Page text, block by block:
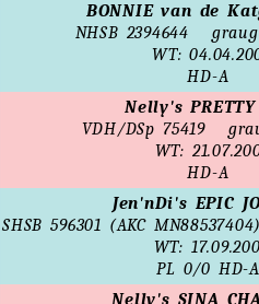
BONNIE van de
NHSB 2394644
WT:
HD-A
Nelly's PRETTY
VDH/DSp 75419
WT:
HD-A
Jen'nDi's EPIC
SHSB 596301 (AKC MN88537404)
WT:
PL 0/0 HD-A
Nelly's SINA